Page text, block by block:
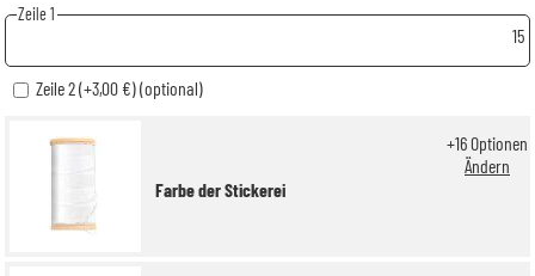
Zeile 1
15
Zeile 2 (+3,00 €) (optional)
Farbe der Stickerei
+16Optionen
Ändern